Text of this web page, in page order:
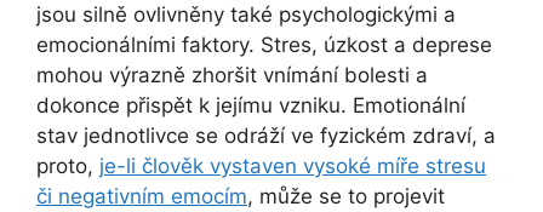
jsou silně ovlivněny také psychologickými a
emocionálními faktory. Stres, úzkost a deprese
mohou výrazně zhoršit vnímání bolesti a
dokonce přispět k jejímu vzniku. Emotionální
stav jednotlivce se odráží ve fyzickém zdraví, a
proto, je-li člověk vystaven vysoké míře stresu
či negativním emocím, může se to projevit